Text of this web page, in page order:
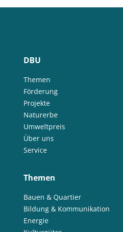
DBU
Themen
Förderung
Projekte
Naturerbe
Umweltpreis
Über uns
Service
Themen
Bauen & Quartier
Bildung & Kommunikation
Energie